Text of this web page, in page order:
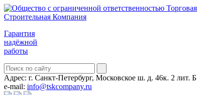
Гарантия
надёжной
работы
Адрес: г. Санкт-Петербург, Московское ш. д. 46к. 2 лит. Б
e-mail: info@tskcompany.ru